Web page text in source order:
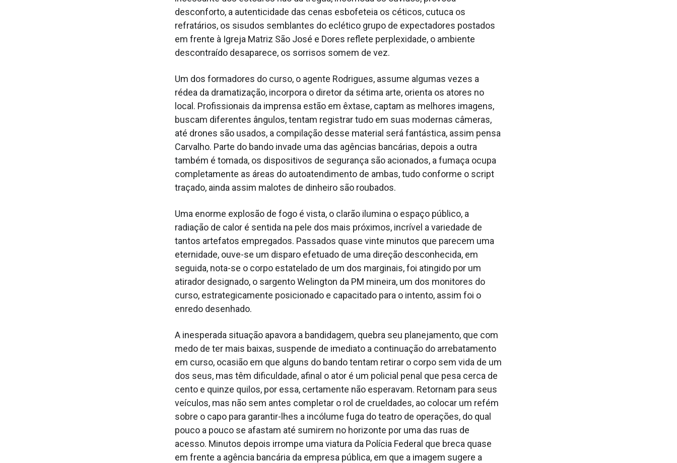
desconforto, a autenticidade das cenas esbofeteia os céticos, cutuca os
refratários, os sisudos semblantes do eclético grupo de expectadores postados
em frente à Igreja Matriz São José e Dores reflete perplexidade, o ambiente
descontraído desaparece, os sorrisos somem de vez.
Um dos formadores do curso, o agente Rodrigues, assume algumas vezes a
rédea da dramatização, incorpora o diretor da sétima arte, orienta os atores no
local. Profissionais da imprensa estão em êxtase, captam as melhores imagens,
buscam diferentes ângulos, tentam registrar tudo em suas modernas câmeras,
até drones são usados, a compilação desse material será fantástica, assim pensa
Carvalho. Parte do bando invade uma das agências bancárias, depois a outra
também é tomada, os dispositivos de segurança são acionados, a fumaça ocupa
completamente as áreas do autoatendimento de ambas, tudo conforme o script
traçado, ainda assim malotes de dinheiro são roubados.
Uma enorme explosão de fogo é vista, o clarão ilumina o espaço público, a
radiação de calor é sentida na pele dos mais próximos, incrível a variedade de
tantos artefatos empregados. Passados quase vinte minutos que parecem uma
eternidade, ouve-se um disparo efetuado de uma direção desconhecida, em
seguida, nota-se o corpo estatelado de um dos marginais, foi atingido por um
atirador designado, o sargento Welington da PM mineira, um dos monitores do
curso, estrategicamente posicionado e capacitado para o intento, assim foi o
enredo desenhado.
A inesperada situação apavora a bandidagem, quebra seu planejamento, que com
medo de ter mais baixas, suspende de imediato a continuação do arrebatamento
em curso, ocasião em que alguns do bando tentam retirar o corpo sem vida de um
dos seus, mas têm dificuldade, afinal o ator é um policial penal que pesa cerca de
cento e quinze quilos, por essa, certamente não esperavam. Retornam para seus
veículos, mas não sem antes completar o rol de crueldades, ao colocar um refém
sobre o capo para garantir-lhes a incólume fuga do teatro de operações, do qual
pouco a pouco se afastam até sumirem no horizonte por uma das ruas de
acesso. Minutos depois irrompe uma viatura da Polícia Federal que breca quase
em frente a agência bancária da empresa pública, em que a imagem sugere a